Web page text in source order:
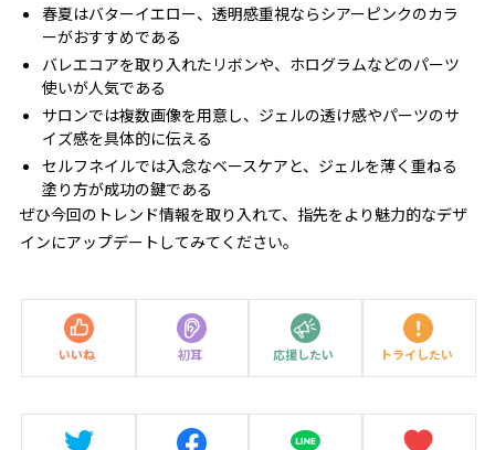
春夏はバターイエロー、透明感重視ならシアーピンクのカラ
ーがおすすめである
バレエコアを取り入れたリボンや、ホログラムなどのパーツ
使いが人気である
サロンでは複数画像を用意し、ジェルの透け感やパーツのサ
イズ感を具体的に伝える
セルフネイルでは入念なベースケアと、ジェルを薄く重ねる
塗り方が成功の鍵である
ぜひ今回のトレンド情報を取り入れて、指先をより魅力的なデザ
インにアップデートしてみてください。
いいね 初耳 応援したい トライしたい